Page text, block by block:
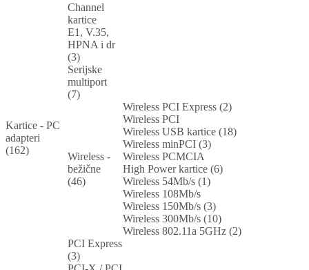
Kartice - PC
adapteri
(162)
Channel
kartice
E1, V.35,
HPNA i dr
(3)
Serijske
multiport
(7)
Wireless -
bežične
(46)
Wireless PCI Express (2)
Wireless PCI
Wireless USB kartice (18)
Wireless minPCI (3)
Wireless PCMCIA
High Power kartice (6)
Wireless 54Mb/s (1)
Wireless 108Mb/s
Wireless 150Mb/s (3)
Wireless 300Mb/s (10)
Wireless 802.11a 5GHz (2)
PCI Express
(3)